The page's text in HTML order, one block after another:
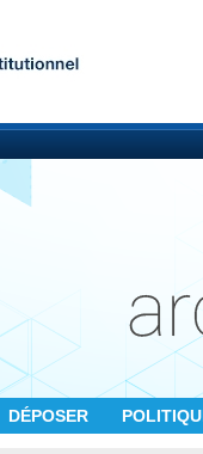
DÉPOSER